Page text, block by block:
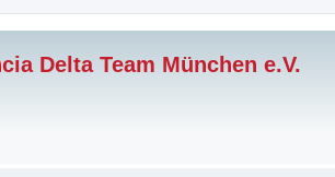
Delta Team München e.V.